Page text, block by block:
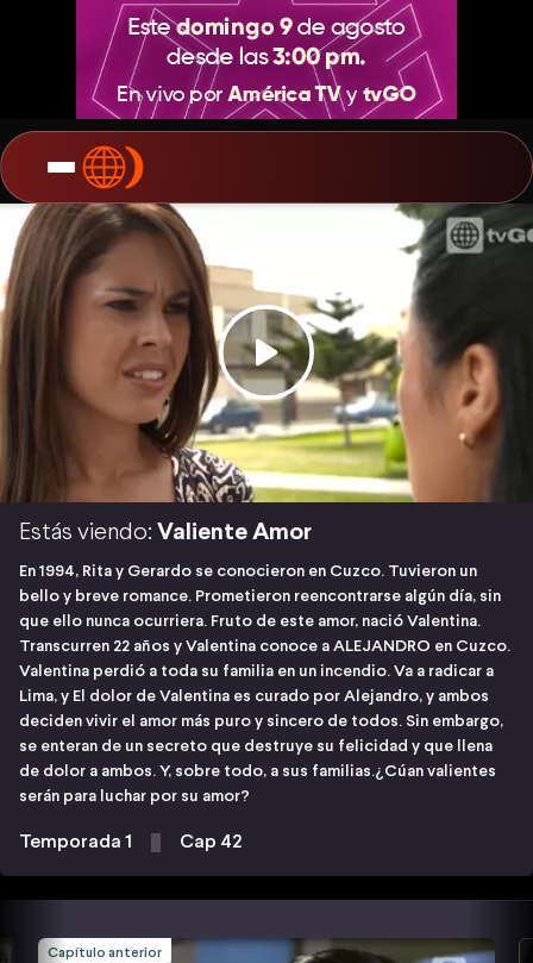
Estás viendo: Valiente Amor
En 1994, Rita y Gerardo se conocieron en Cuzco. Tuvieron un
bello y breve romance. Prometieron reencontrarse algún día, sin
que ello nunca ocurriera. Fruto de este amor, nació Valentina.
Transcurren 22 años y Valentina conoce a ALEJANDRO en Cuzco.
Valentina perdió a toda su familia en un incendio. Va a radicar a
Lima, y El dolor de Valentina es curado por Alejandro, y ambos
deciden vivir el amor más puro y sincero de todos. Sin embargo,
se enteran de un secreto que destruye su felicidad y que llena
de dolor a ambos. Y, sobre todo, a sus familias.¿Cúan valientes
serán para luchar por su amor?
Temporada 1 Cap 42
Capítulo anterior